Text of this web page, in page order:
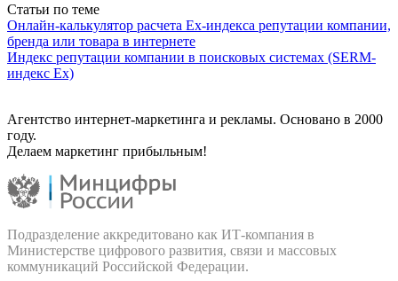
Статьи по теме
Онлайн-калькулятор расчета Ex-индекса репутации компании,
бренда или товара в интернете
Индекс репутации компании в поисковых системах (SERM-
индекс Ex)
Агентство интернет-маркетинга и рекламы. Основано в 2000
году.
Делаем маркетинг прибыльным!
Подразделение аккредитовано как ИТ‑компания в
Министерстве цифрового развития, связи и массовых
коммуникаций Российской Федерации.